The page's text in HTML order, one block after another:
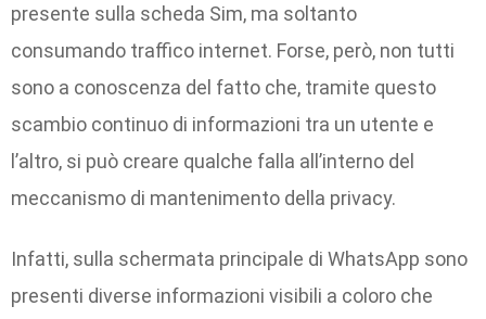
presente sulla scheda Sim, ma soltanto
consumando traffico internet. Forse, però, non tutti
sono a conoscenza del fatto che, tramite questo
scambio continuo di informazioni tra un utente e
l’altro, si può creare qualche falla all’interno del
meccanismo di mantenimento della privacy.
Infatti, sulla schermata principale di WhatsApp sono
presenti diverse informazioni visibili a coloro che